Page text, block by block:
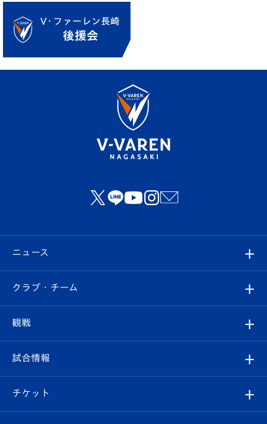
ニュース
すべて
クラブ
試合情報
クラブ・チーム
クラブ概要
エンブレム紹介
観戦
観戦ルール
はじめての観戦ガイド
試合情報
試合日程/結果
チケット